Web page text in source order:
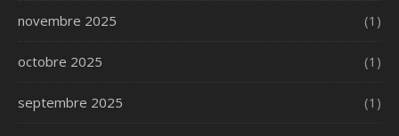
novembre 2025 (1)
octobre 2025 (1)
septembre 2025 (1)